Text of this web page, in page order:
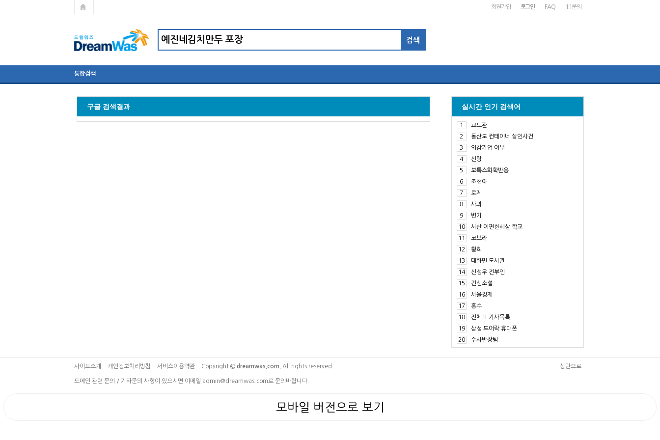
회원가입 로그인 FAQ 1:1문의
통합검색
실시간 인기 검색어
1
교도관
2
돌산도 컨테이너 살인사건
3
외감기업 여부
4
신랑
5
보톡스화학반응
6
조현아
7
로제
8
사과
9
변기
10
서산 이편한세상 학교
11
코브라
12
황희
13
대화면 도서관
14
신성우 전부인
15
긴신소설
16
서울경제
17
홍수
18
전체 lt 기사목록
19
삼성 도어락 휴대폰
20
수사반장팀
구글 검색결과
사이트소개 개인정보처리방침 서비스이용약관 Copyright © dreamwas.com. All rights reserved. 상단으로
도메인 관련 문의 / 기타문의 사항이 있으시면 이메일 admin@dreamwas.com로 문의바랍니다.
모바일 버전으로 보기